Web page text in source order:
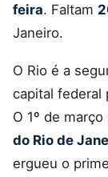
feira. Faltam
Janeiro.
O Rio é a
capital federal
O 1º de março
do Rio de
ergueu o